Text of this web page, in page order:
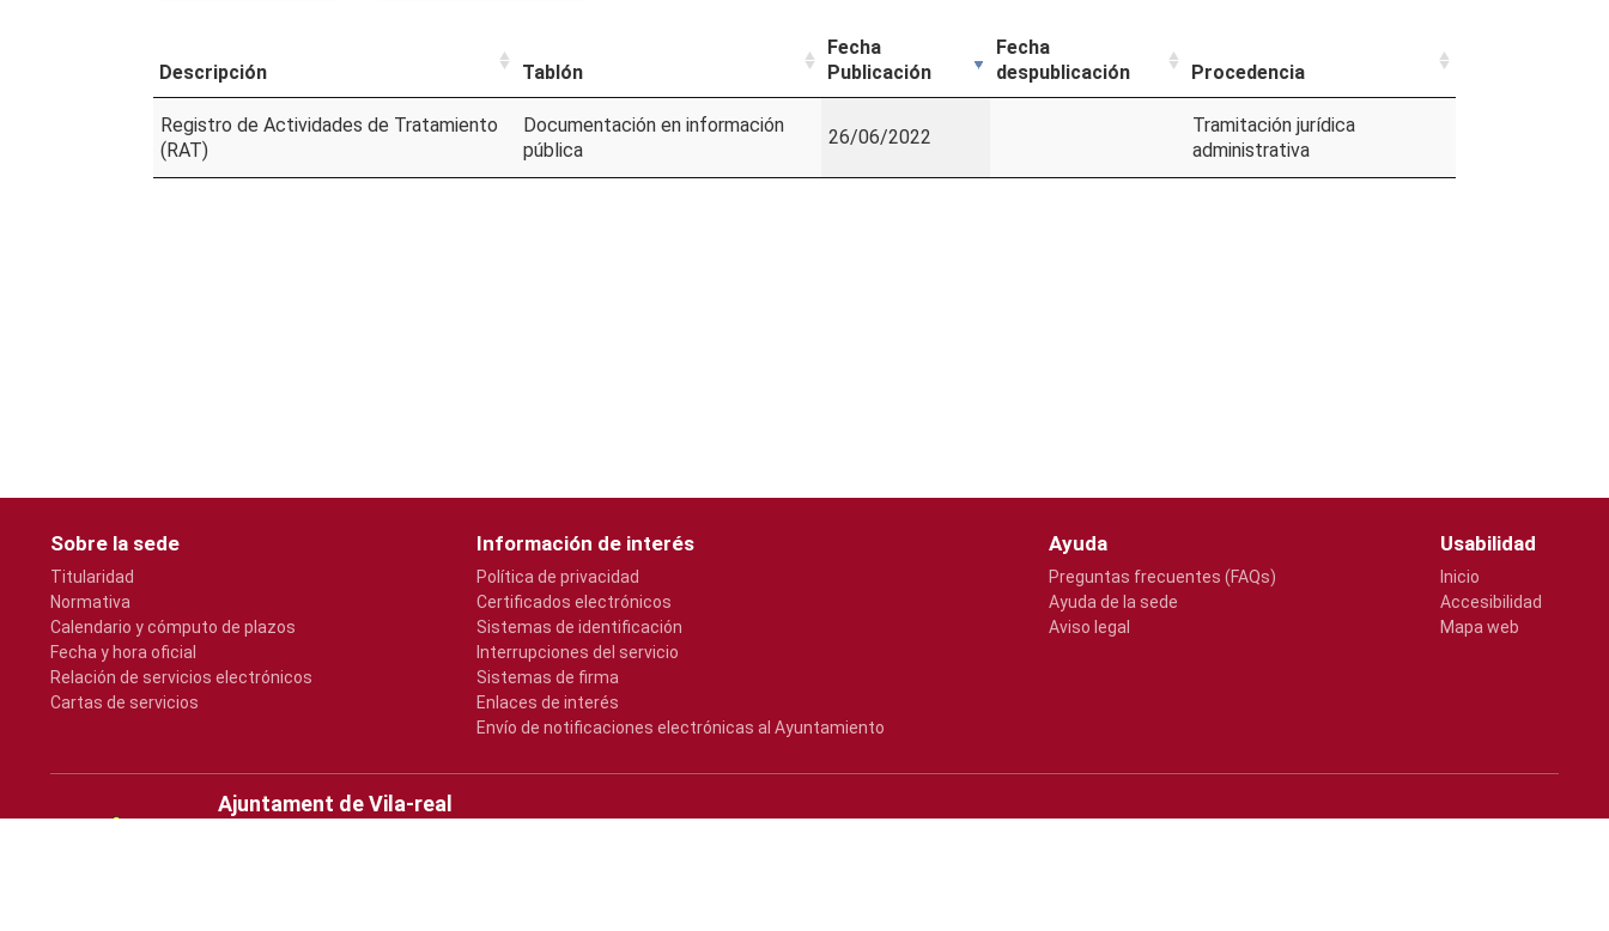
Descripción Tablón
Fecha
Publicación
Fecha
despublicación
Procedencia
Registro de Actividades de Tratamiento
(RAT)
Documentación en información
pública
26/06/2022
Tramitación jurídica
administrativa
Sobre la sede
Titularidad
Normativa
Calendario y cómputo de plazos
Fecha y hora oficial
Relación de servicios electrónicos
Cartas de servicios
Información de interés
Política de privacidad
Certificados electrónicos
Sistemas de identificación
Interrupciones del servicio
Sistemas de firma
Enlaces de interés
Envío de notificaciones electrónicas al Ayuntamiento
Ayuda
Preguntas frecuentes (FAQs)
Ayuda de la sede
Aviso legal
Usabilidad
Inicio
Accesibilidad
Mapa web
Ajuntament de Vila-real